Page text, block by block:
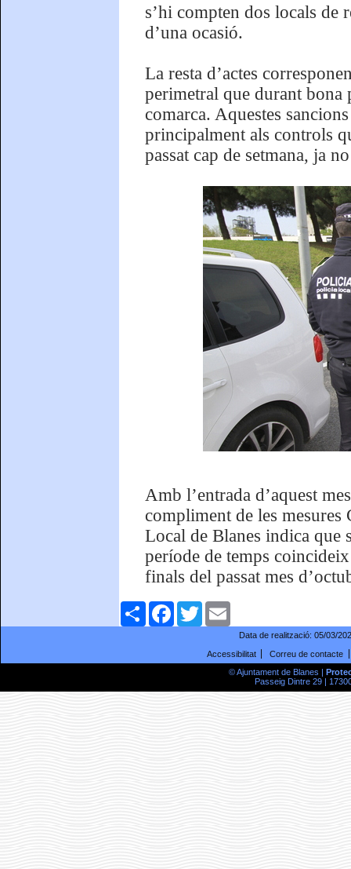
s’hi compten dos locals de
d’una ocasió.
La resta d’actes
perimetral que durant bona
comarca. Aquestes
principalment als controls
passat cap de setmana, ja
Amb l’entrada d’aquest
compliment de les
Local de Blanes indica que
període de temps
finals del passat mes
ComparteixFacebookTwitter
Data de realització: 05/03/
Accessibilitat
Correu de contacte
© Ajuntament de Blanes |
Passeig Dintre 29 |